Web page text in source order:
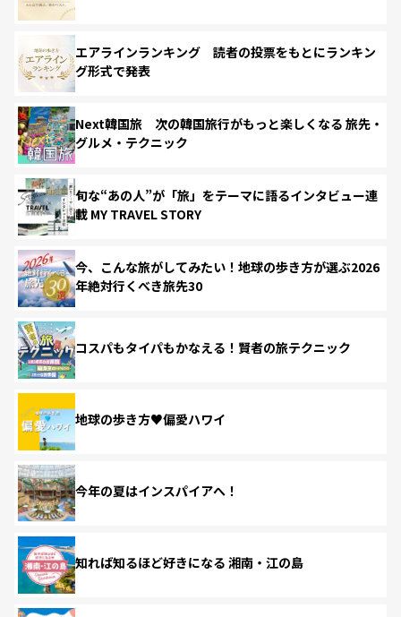
エアラインランキング 読者の投票をもとにランキン
グ形式で発表
Next韓国旅 次の韓国旅行がもっと楽しくなる 旅先・
グルメ・テクニック
旬な“あの人”が「旅」をテーマに語るインタビュー連
載 MY TRAVEL STORY
今、こんな旅がしてみたい！地球の歩き方が選ぶ2026
年絶対行くべき旅先30
コスパもタイパもかなえる！賢者の旅テクニック
地球の歩き方♥偏愛ハワイ
今年の夏はインスパイアへ！
知れば知るほど好きになる 湘南・江の島